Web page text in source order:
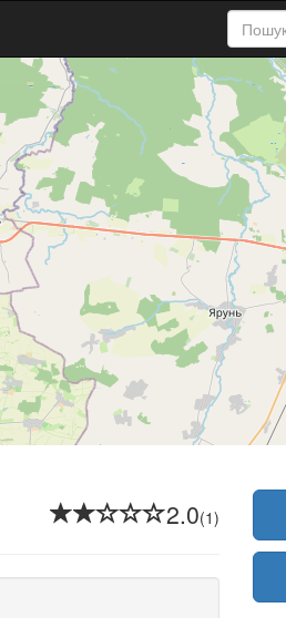
2.0(1)